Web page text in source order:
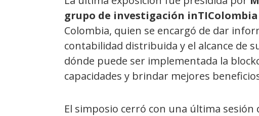
grupo de investigación inTIColombia
Colombia, quien se encargó de dar
contabilidad distribuida y el alcance de
dónde puede ser implementada la
capacidades y brindar mejores
El simposio cerró con una última